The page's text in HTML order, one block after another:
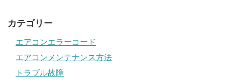
カテゴリー
エアコンエラーコード
エアコンメンテナンス方法
トラブル故障